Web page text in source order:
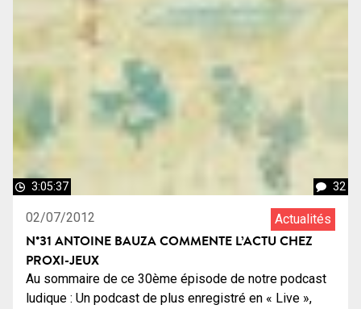
3:05:37 32
02/07/2012 Actualités
N°31 ANTOINE BAUZA COMMENTE L’ACTU CHEZ
PROXI-JEUX
Au sommaire de ce 30ème épisode de notre podcast
ludique : Un podcast de plus enregistré en « Live »,